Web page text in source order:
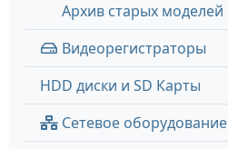
Архив старых моделей
Видеорегистраторы
HDD диски и SD Карты
Сетевое оборудование